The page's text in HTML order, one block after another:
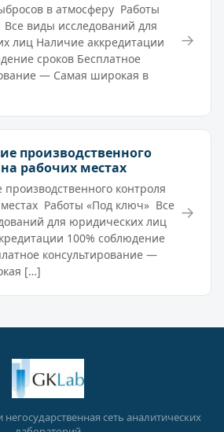
в атмосферу Работы
виды исследований для
лиц Наличие аккредитации
сроков Бесплатное
— Самая широкая в
→
производственного
рабочих местах
контроля
Работы «Под ключ» Все
для юридических лиц
100% соблюдение
консультирование —
[…]
→
сеть аналитических